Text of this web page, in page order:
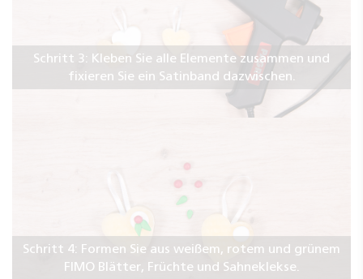
Schritt 3: Kleben Sie alle Elemente zusammen und
fixieren Sie ein Satinband dazwischen.
Schritt 4: Formen Sie aus weißem, rotem und grünem
FIMO Blätter, Früchte und Sahneklekse.